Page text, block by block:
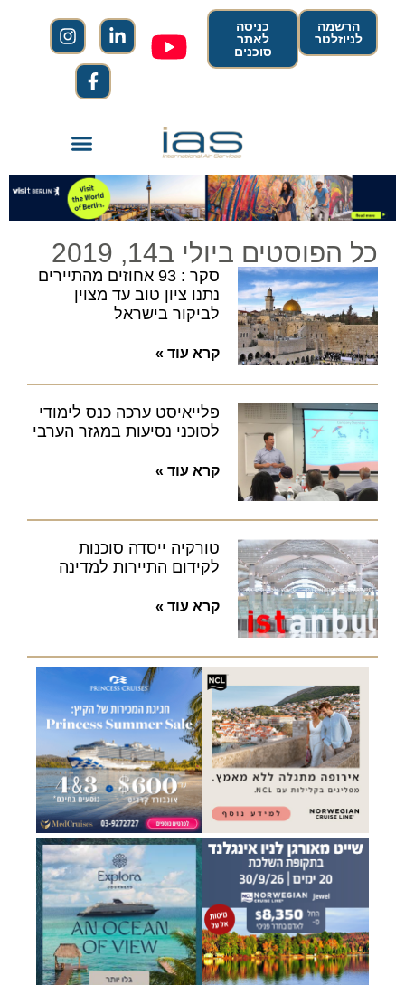
הרשמה
לניוזלטר
כניסה
לאתר
סוכנים
כל הפוסטים ביולי ב14, 2019
סקר : 93 אחוזים מהתיירים
נתנו ציון טוב עד מצוין
לביקור בישראל
קרא עוד »
פלייאיסט ערכה כנס לימודי
לסוכני נסיעות במגזר הערבי
קרא עוד »
טורקיה ייסדה סוכנות
לקידום התיירות למדינה
קרא עוד »